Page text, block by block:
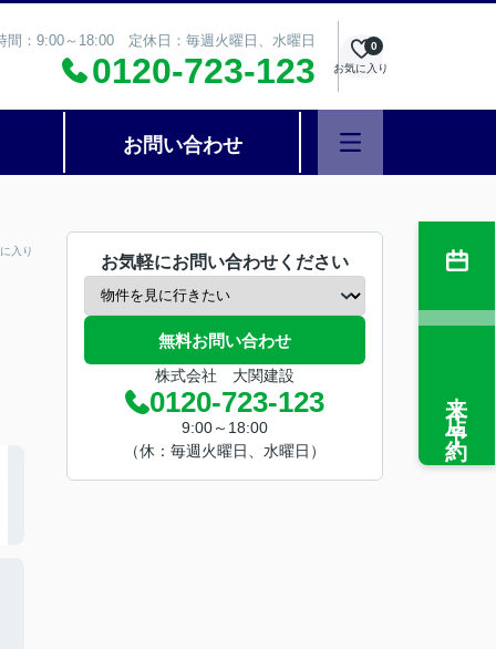
間：9:00～18:00 定休日：毎週火曜日、水曜日
0120-723-123 お気に入り
0
お問い合わせ
入り
お気軽にお問い合わせください
無料お問い合わせ
株式会社 大関建設
0120-723-123
9:00～18:00
（休：毎週火曜日、水曜日）
来店予約